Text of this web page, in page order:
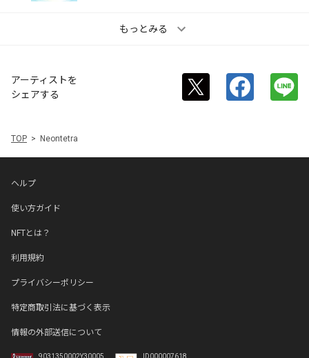
もっとみる
アーティストを
シェアする
TOP Neontetra
ヘルプ
使い方ガイド
NFTとは？
利用規約
プライバシーポリシー
特定商取引法に基づく表示
情報の外部送信について
9031350002Y30005 ID000007618